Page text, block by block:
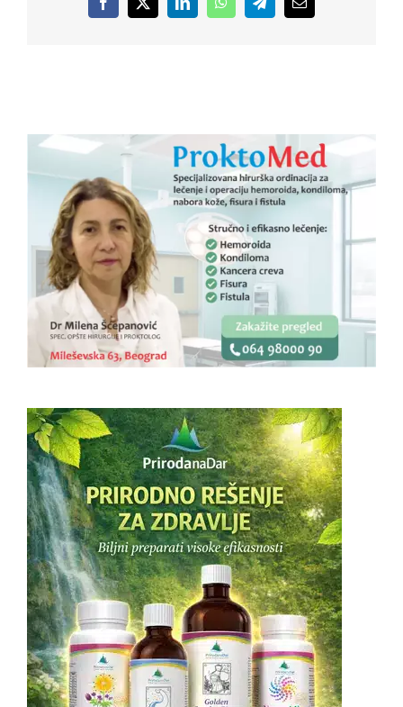
Facebook
X LinkedInWhatsAppTelegramEmail